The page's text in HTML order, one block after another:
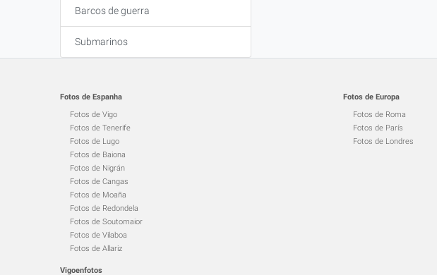
Barcos de guerra
Submarinos
Fotos de Espanha
Fotos de Vigo
Fotos de Tenerife
Fotos de Lugo
Fotos de Baiona
Fotos de Nigrán
Fotos de Cangas
Fotos de Moaña
Fotos de Redondela
Fotos de Soutomaior
Fotos de Vilaboa
Fotos de Allariz
Fotos de Europa
Fotos de Roma
Fotos de París
Fotos de Londres
Vigoenfotos